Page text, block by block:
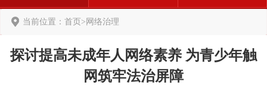
当前位置： 首页>网络治理
探讨提高未成年人网络素养 为青少年触
网筑牢法治屏障